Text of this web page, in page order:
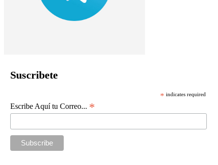
Suscribete
* indicates required
Escribe Aquí tu Correo... *